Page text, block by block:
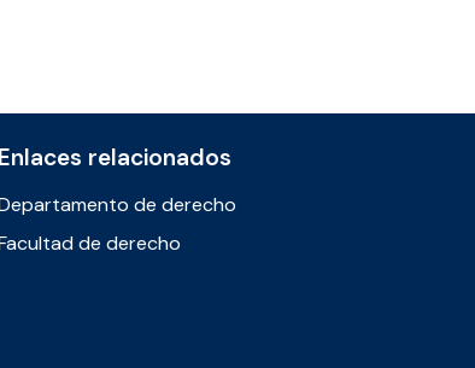
Enlaces relacionados
de derecho
de derecho